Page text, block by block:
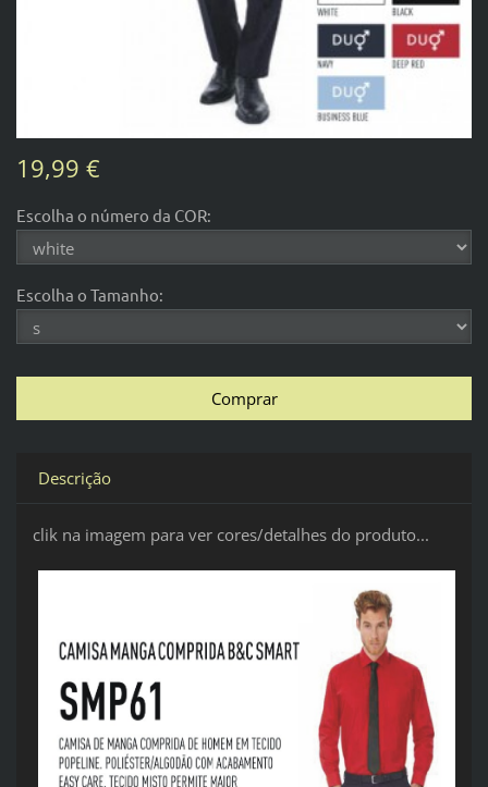
19,99 €
Escolha o número da COR:
Escolha o Tamanho:
Descrição
clik na imagem para ver cores/detalhes do produto...